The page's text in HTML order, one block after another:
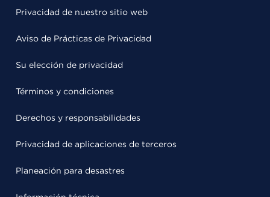
Privacidad de nuestro sitio web
Aviso de Prácticas de Privacidad
Su elección de privacidad
Términos y condiciones
Derechos y responsabilidades
Privacidad de aplicaciones de terceros
Planeación para desastres